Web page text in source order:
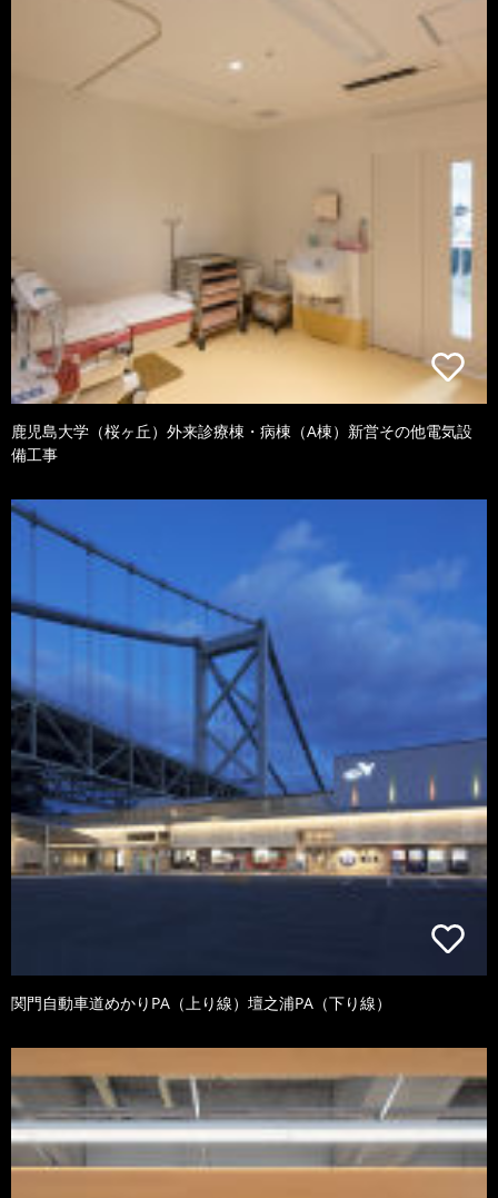
鹿児島大学（桜ヶ丘）外来診療棟・病棟（A棟）新営その他電気設
備工事
関門自動車道めかりPA（上り線）壇之浦PA（下り線）